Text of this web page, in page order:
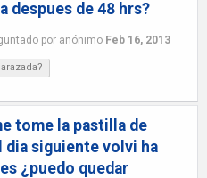
despues de 48 hrs?
por anónimo Feb 16, 2013
tome la pastilla de
dia siguiente volvi ha
¿puedo quedar